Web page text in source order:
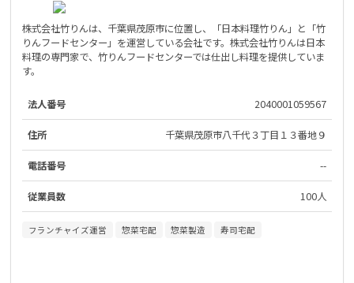
株式会社竹りんは、千葉県茂原市に位置し、「日本料理竹りん」と「竹
りんフードセンター」を運営している会社です。株式会社竹りんは日本
料理の専門家で、竹りんフードセンターでは仕出し料理を提供していま
す。
法人番号 2040001059567
住所 千葉県茂原市八千代３丁目１３番地９
電話番号 --
従業員数 100人
フランチャイズ運営 惣菜宅配 惣菜製造 寿司宅配